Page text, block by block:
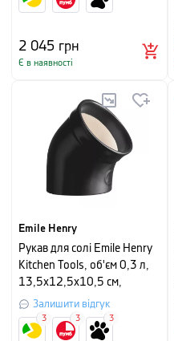
2 045 грн
Є в наявності
Emile Henry
Рукав для солі Emile Henry
Kitchen Tools, об'єм 0,3 л,
13,5х12,5х10,5 см,
чорний
Залишити відгук
3 3 3